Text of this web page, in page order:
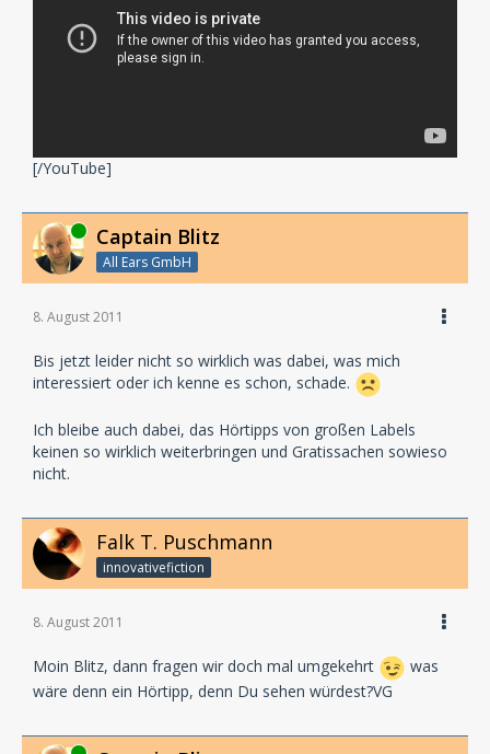
[/YouTube]
Online Captain Blitz
All Ears GmbH
8. August 2011
Bis jetzt leider nicht so wirklich was dabei, was mich
interessiert oder ich kenne es schon, schade.
Ich bleibe auch dabei, das Hörtipps von großen Labels
keinen so wirklich weiterbringen und Gratissachen sowieso
nicht.
Falk T. Puschmann
innovativefiction
8. August 2011
Moin Blitz, dann fragen wir doch mal umgekehrt
was
wäre denn ein Hörtipp, denn Du sehen würdest?VG